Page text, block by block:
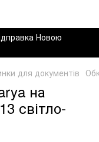
Новою
для документів
на
світло-